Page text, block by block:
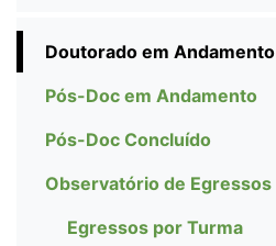
Doutorado em Andamento
Pós-Doc em Andamento
Pós-Doc Concluído
Observatório de Egressos
Egressos por Turma